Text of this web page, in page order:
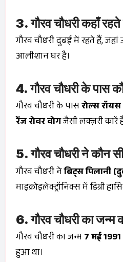
3. गौरव चौधरी कहाँ
गौरव चौधरी दुबई में रहते हैं, जहां
आलीशान घर है।
4. गौरव चौधरी के पास
गौरव चौधरी के पासरोल्स रॉयस
रेंज रोवर वोगजैसी लक्ज़री कारें
5. गौरव चौधरी ने कौन
गौरव चौधरी नेबिट्स पिलानी
माइक्रोइलेक्ट्रॉनिक्स में डिग्री
6. गौरव चौधरी का
गौरव चौधरी का जन्म7 मई 1991
हुआ था।